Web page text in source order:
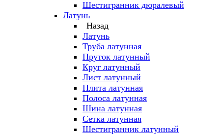
Шестигранник дюралевый
Латунь
Назад
Латунь
Труба латунная
Пруток латунный
Круг латунный
Лист латунный
Плита латунная
Полоса латунная
Шина латунная
Сетка латунная
Шестигранник латунный